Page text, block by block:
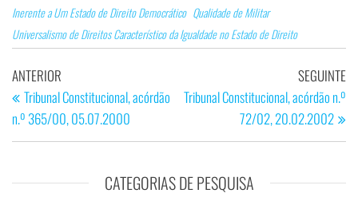
Inerente a Um Estado de Direito Democrático Qualidade de Militar
Universalismo de Direitos Característico da Igualdade no Estado de Direito
Navegação
de
artigos
Artigo
anterior
ANTERIOR
Tribunal Constitucional, acórdão
n.º 365/00, 05.07.2000
SEGUINTE
Tribunal Constitucional, acórdão n.º
72/02, 20.02.2002
CATEGORIAS DE PESQUISA